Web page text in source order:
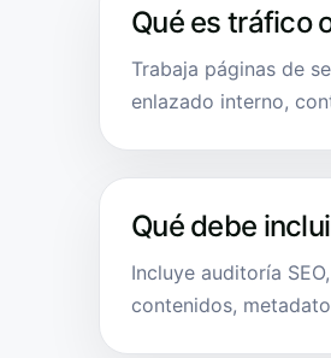
Qué es tráfico
Trabaja páginas de
enlazado interno,
Qué debe
Incluye auditoría
contenidos,